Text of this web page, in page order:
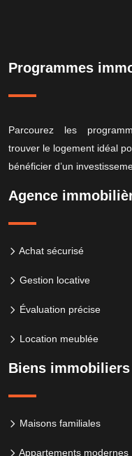
Programmes
Parcourez les
trouver le logement idéal
bénéficier d’un
Agence
Achat sécurisé
Gestion locative
Évaluation précise
Location meublée
Biens immobiliers
Maisons familiales
Appartements modernes